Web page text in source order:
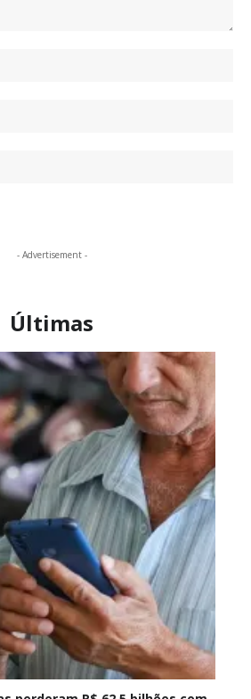
- Advertisement -
Últimas